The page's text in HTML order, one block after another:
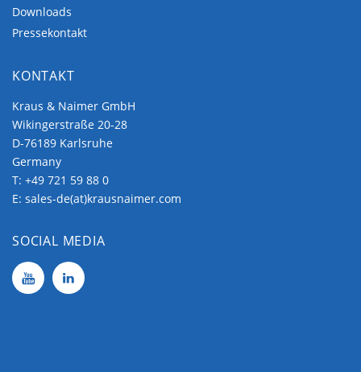
Downloads
Pressekontakt
KONTAKT
Kraus & Naimer GmbH
Wikingerstraße 20-28
D-76189 Karlsruhe
Germany
T: +49 721 59 88 0
E: sales-de(at)krausnaimer.com
SOCIAL MEDIA